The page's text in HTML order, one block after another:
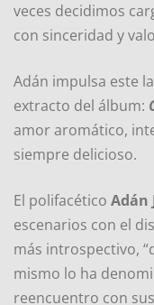
veces decidimos
con sinceridad y
Adán impulsa este
extracto del álbum:
amor aromático,
siempre delicioso.
El polifacético Adán
escenarios con el
más introspectivo,
mismo lo ha
reencuentro con